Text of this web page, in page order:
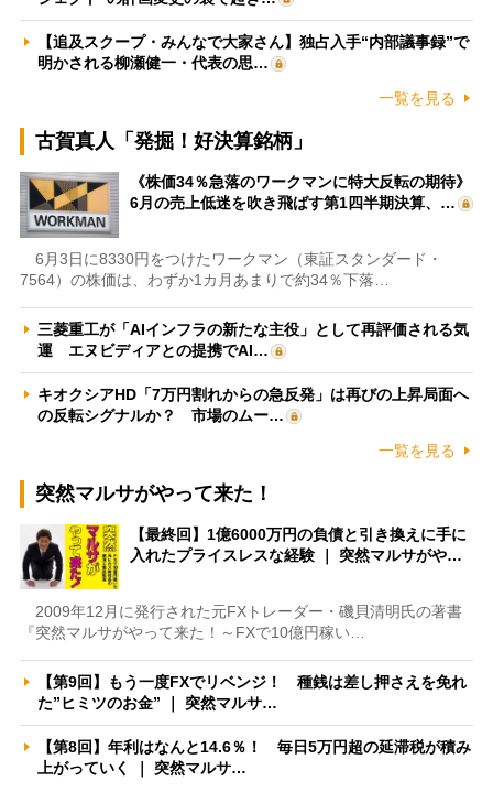
【追及スクープ・みんなで大家さん】独占入手“内部議事録”で
明かされる柳瀬健一・代表の思…
一覧を見る
古賀真人「発掘！好決算銘柄」
《株価34％急落のワークマンに特大反転の期待》
6月の売上低迷を吹き飛ばす第1四半期決算、…
6月3日に8330円をつけたワークマン（東証スタンダード・
7564）の株価は、わずか1カ月あまりで約34％下落…
三菱重工が「AIインフラの新たな主役」として再評価される気
運 エヌビディアとの提携でAI…
キオクシアHD「7万円割れからの急反発」は再びの上昇局面へ
の反転シグナルか？ 市場のムー…
一覧を見る
突然マルサがやって来た！
【最終回】1億6000万円の負債と引き換えに手に
入れたプライスレスな経験 ｜ 突然マルサがや…
2009年12月に発行された元FXトレーダー・磯貝清明氏の著書
『突然マルサがやって来た！～FXで10億円稼い…
【第9回】もう一度FXでリベンジ！ 種銭は差し押さえを免れ
た”ヒミツのお金” ｜ 突然マルサ…
【第8回】年利はなんと14.6％！ 毎日5万円超の延滞税が積み
上がっていく ｜ 突然マルサ…